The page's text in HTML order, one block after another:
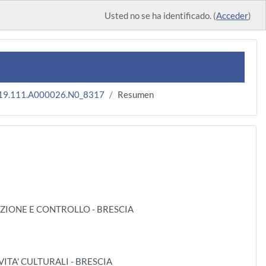
Usted no se ha identificado. (Acceder)
Resumen
E CONTROLLO - BRESCIA
CULTURALI - BRESCIA